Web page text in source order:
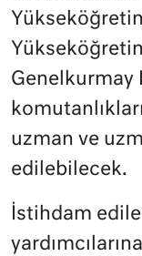
Genelkurmay
uzman ve
edilebilecek.
İstihdam